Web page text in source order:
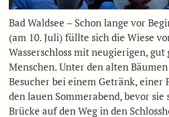
Bad Waldsee – Schon lange vor
(am 10. Juli) füllte sich die Wiese
Wasserschloss mit neugierigen,
Menschen. Unter den alten
Besucher bei einem Getränk, einer
den lauen Sommerabend, bevor sie
Brücke auf den Weg in den